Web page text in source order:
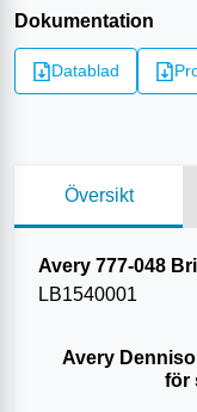
Dokumentation
Datablad
Översikt
Avery 777-048
LB1540001
Avery
för